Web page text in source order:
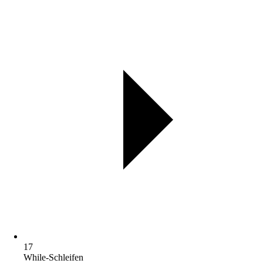
17
While-Schleifen